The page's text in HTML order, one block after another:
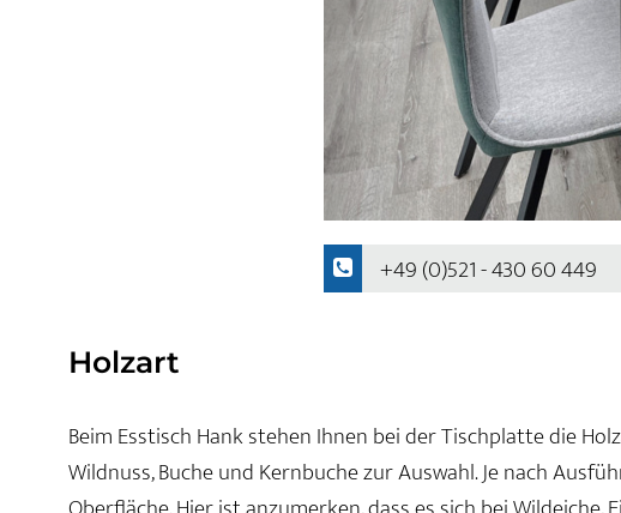
+49 (0)521 - 430 60 449
Holzart
Beim Esstisch Hank stehen Ihnen bei der Tischplatte die
Wildnuss, Buche und Kernbuche zur Auswahl. Je nach